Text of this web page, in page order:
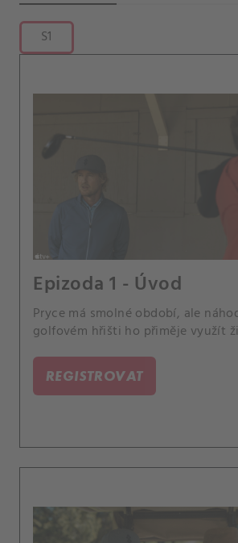
S1
Epizoda 1 - Úvod
Pryce má smolné období, ale
golfovém hřišti ho přiměje využít
REGISTROVAT